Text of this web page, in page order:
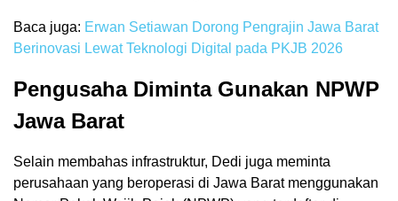
Baca juga: Erwan Setiawan Dorong Pengrajin Jawa Barat
Berinovasi Lewat Teknologi Digital pada PKJB 2026
Pengusaha Diminta Gunakan NPWP
Jawa Barat
Selain membahas infrastruktur, Dedi juga meminta
perusahaan yang beroperasi di Jawa Barat menggunakan